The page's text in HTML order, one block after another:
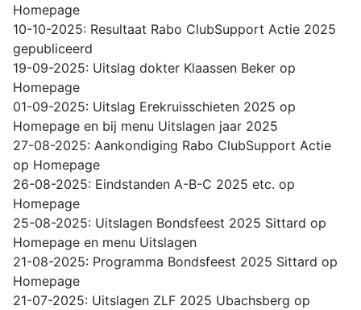
Homepage
10-10-2025: Resultaat Rabo ClubSupport Actie 2025
gepubliceerd
19-09-2025: Uitslag dokter Klaassen Beker op
Homepage
01-09-2025: Uitslag Erekruisschieten 2025 op
Homepage en bij menu Uitslagen jaar 2025
27-08-2025: Aankondiging Rabo ClubSupport Actie
op Homepage
26-08-2025: Eindstanden A-B-C 2025 etc. op
Homepage
25-08-2025: Uitslagen Bondsfeest 2025 Sittard op
Homepage en menu Uitslagen
21-08-2025: Programma Bondsfeest 2025 Sittard op
Homepage
21-07-2025: Uitslagen ZLF 2025 Ubachsberg op